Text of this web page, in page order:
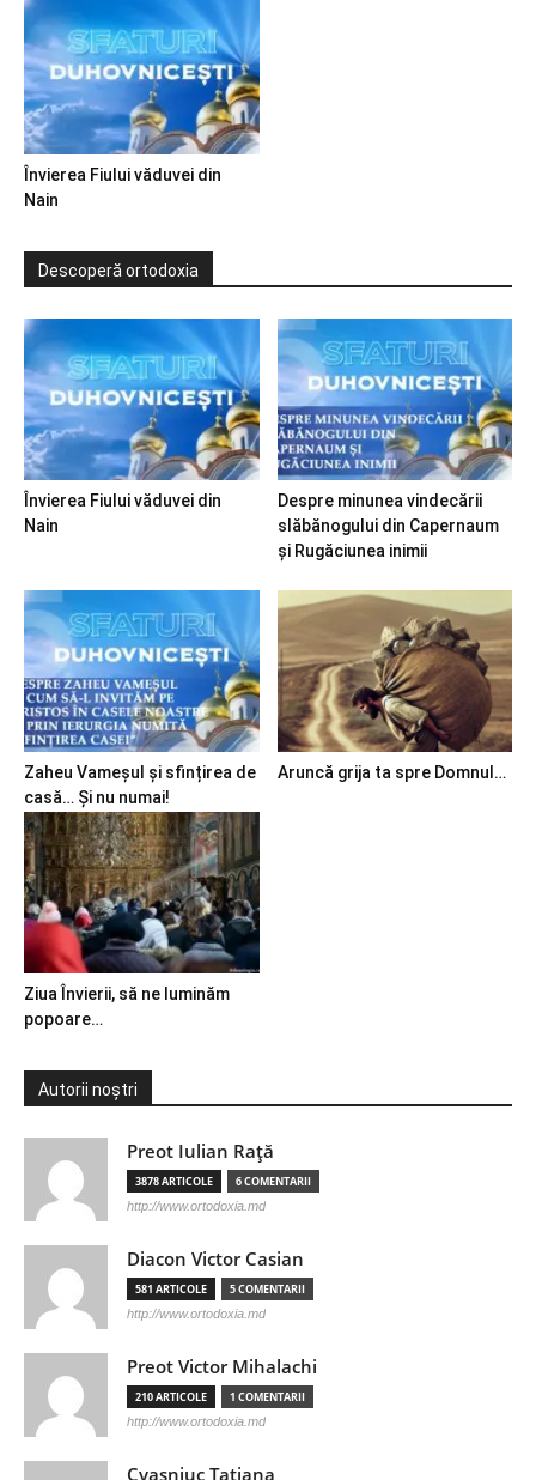
Învierea Fiului văduvei din
Nain
Descoperă ortodoxia
Învierea Fiului văduvei din
Nain
Despre minunea vindecării
slăbănogului din Capernaum
și Rugăciunea inimii
Zaheu Vameșul și sfințirea de
casă… Și nu numai!
Aruncă grija ta spre Domnul…
Ziua Învierii, să ne luminăm
popoare…
Autorii noștri
Preot Iulian Raţă
3878 ARTICOLE 6 COMENTARII
http://www.ortodoxia.md
Diacon Victor Casian
581 ARTICOLE 5 COMENTARII
http://www.ortodoxia.md
Preot Victor Mihalachi
210 ARTICOLE 1 COMENTARII
http://www.ortodoxia.md
Cvasniuc Tatiana